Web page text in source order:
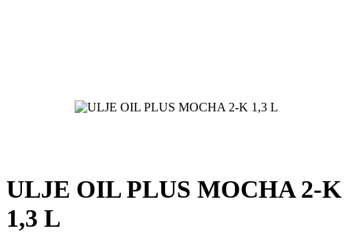
ULJE OIL PLUS MOCHA 2-K
1,3 L